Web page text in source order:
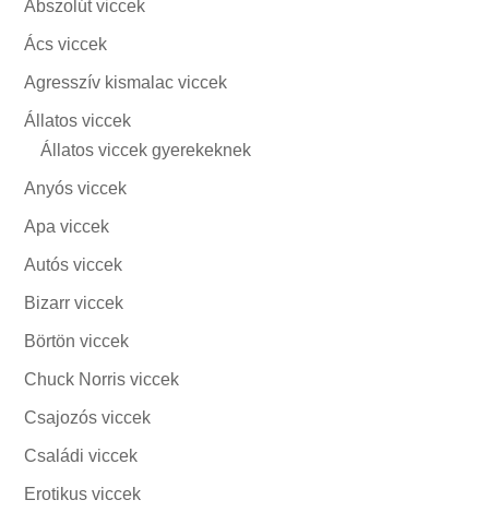
Abszolút viccek
Ács viccek
Agresszív kismalac viccek
Állatos viccek
Állatos viccek gyerekeknek
Anyós viccek
Apa viccek
Autós viccek
Bizarr viccek
Börtön viccek
Chuck Norris viccek
Csajozós viccek
Családi viccek
Erotikus viccek